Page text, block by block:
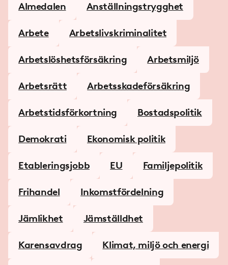
Almedalen Anställningstrygghet
Arbete Arbetslivs­kriminalitet
Arbetslöshetsförsäkring Arbetsmiljö
Arbetsrätt Arbetsskadeförsäkring
Arbetstids­­förkortning Bostadspolitik
Demokrati Ekonomisk politik
Etableringsjobb EU Familjepolitik
Frihandel Inkomstfördelning
Jämlikhet Jämställdhet
Karensavdrag Klimat, miljö och energi